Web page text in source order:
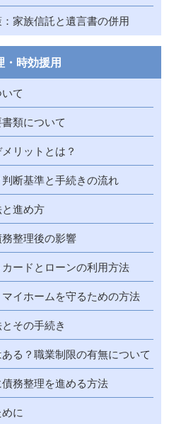
家族信託と遺言書の併用
・時効援用
て
類について
リットとは？
断基準と手続きの流れ
進め方
整理後の影響
ードとローンの利用方法
イホームを守るための方法
その手続き
る？職業制限の有無について
務整理を進める方法
に